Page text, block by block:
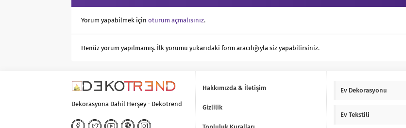
Yorum yapabilmek için oturum açmalısınız.
Henüz yorum yapılmamış. İlk yorumu yukarıdaki form aracılığıyla siz yapabilirsiniz.
Dekorasyona Dahil Herşey - Dekotrend
Hakkımızda & İletişim
Gizlilik
Ev Dekorasyonu
Ev Tekstili